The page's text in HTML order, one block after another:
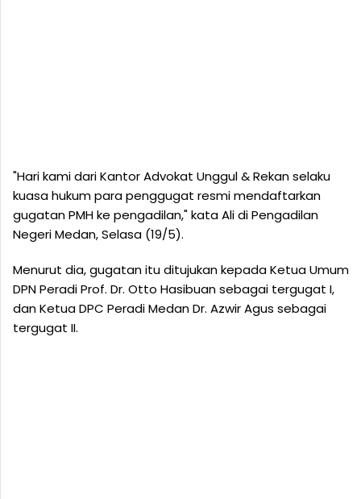
"Hari kami dari Kantor Advokat Unggul & Rekan selaku
kuasa hukum para penggugat resmi mendaftarkan
gugatan PMH ke pengadilan," kata Ali di Pengadilan
Negeri Medan, Selasa (19/5).
Menurut dia, gugatan itu ditujukan kepada Ketua Umum
DPN Peradi Prof. Dr. Otto Hasibuan sebagai tergugat I,
dan Ketua DPC Peradi Medan Dr. Azwir Agus sebagai
tergugat II.